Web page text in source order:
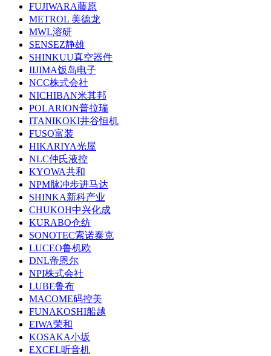
FUJIWARA藤原
METROL 美德龙
MWL溶研
SENSEZ静雄
SHINKUU真空器件
IIJIMA饭岛电子
NCC株式会社
NICHIBAN米其邦
POLARION普拉瑞
ITANIKOKI井谷恒机
FUSO富装
HIKARIYA光屋
NLC仲氏液控
KYOWA共和
NPM脉冲步进马达
SHINKA新科产业
CHUKOH中兴化成
KURABO仓纺
SONOTEC索诺泰克
LUCEO鲁机欧
DNL帝恩尔
NPI株式会社
LUBE鲁布
MACOME码控美
FUNAKOSHI船越
EIWA荣和
KOSAKA小坂
EXCEL听音机